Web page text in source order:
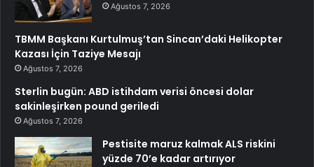
Ağustos 7, 2026
TBMM Başkanı Kurtulmuş’tan Sincan’daki Helikopter
Kazası İçin Taziye Mesajı
Ağustos 7, 2026
Sterlin bugün: ABD istihdam verisi öncesi dolar
sakinleşirken pound geriledi
Ağustos 7, 2026
Pestisite maruz kalmak ALS riskini
yüzde 70’e kadar artırıyor